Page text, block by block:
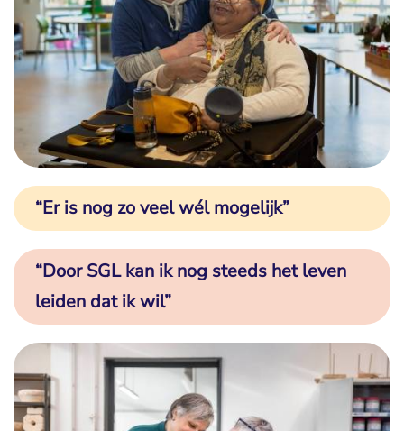
“Er is nog zo veel wél mogelijk”
“Door SGL kan ik nog steeds het leven
leiden dat ik wil”